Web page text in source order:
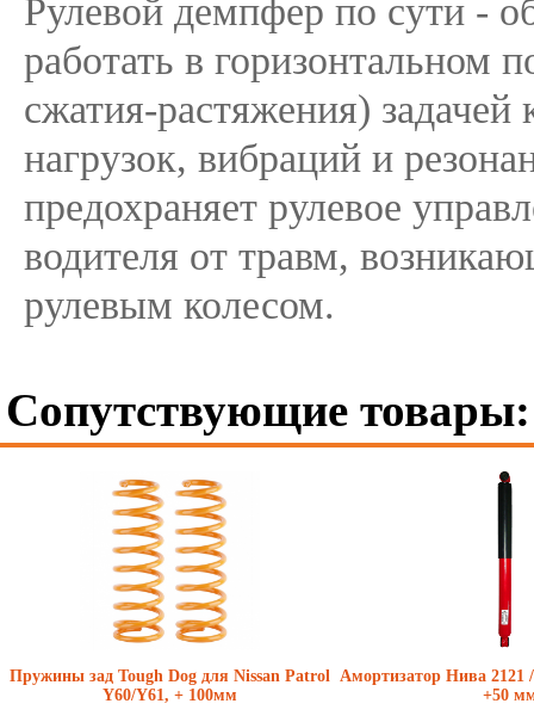
Рулевой демпфер по сути -
работать в горизонтальном
сжатия-растяжения)
нагрузок, вибраций и
предохраняет рулевое
водителя от травм,
рулевым колесом.
Сопутствующие товары:
Пружины зад Tough Dog для Nissan Patrol
Y60/Y61, + 100мм
Амортизатор Нива 2121
+50